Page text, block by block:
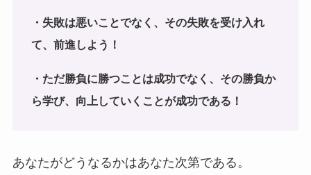
・失敗は悪いことでなく、その失敗を受け入れ
て、前進しよう！
・ただ勝負に勝つことは成功でなく、その勝負か
ら学び、向上していくことが成功である！
あなたがどうなるかはあなた次第である。